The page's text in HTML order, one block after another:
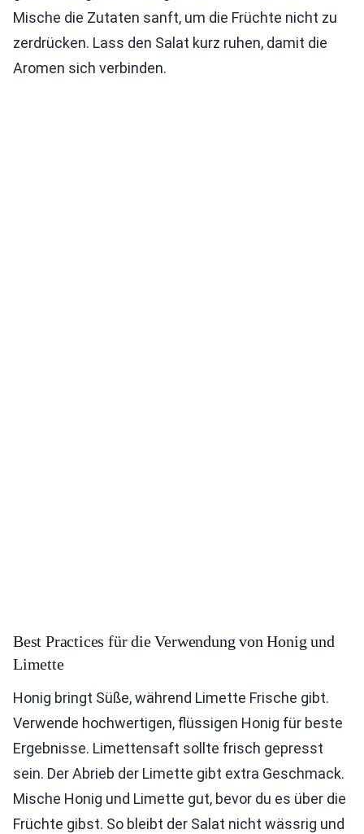
Mische die Zutaten sanft, um die Früchte nicht zu
zerdrücken. Lass den Salat kurz ruhen, damit die
Aromen sich verbinden.
Best Practices für die Verwendung von Honig und
Limette
Honig bringt Süße, während Limette Frische gibt.
Verwende hochwertigen, flüssigen Honig für beste
Ergebnisse. Limettensaft sollte frisch gepresst
sein. Der Abrieb der Limette gibt extra Geschmack.
Mische Honig und Limette gut, bevor du es über die
Früchte gibst. So bleibt der Salat nicht wässrig und